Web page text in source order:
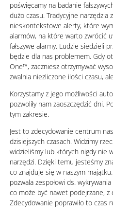
poświęcamy na badanie
dużo czasu. Tradycyjne narzędzia
nieskontekstowe alerty, które
alarmów, na które warto zwrócić
fałszywe alarmy. Ludzie siedzieli
będzie dla nas problemem. Gdy
One™, zaczniesz otrzymywać
zwalnia niezliczone ilości czasu,
Korzystamy z jego możliwości
pozwoliły nam zaoszczędzić dni.
tym zakresie.
Jest to zdecydowanie centrum
dzisiejszych czasach. Widzimy
widzieliśmy lub których nigdy nie
narzędzi. Dzięki temu jesteśmy
co znajduje się w naszym
pozwala zespołowi ds.
co może być nawet podejrzane, z
Zdecydowanie poprawiło to czas